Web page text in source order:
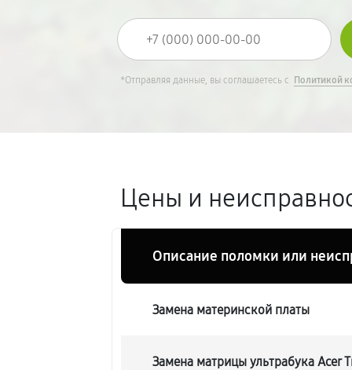
*Отправляя данные, вы соглашаетесь с Политикой
Цены и
Описание поломки или
Замена материнской платы
Замена матрицы ультрабука Acer